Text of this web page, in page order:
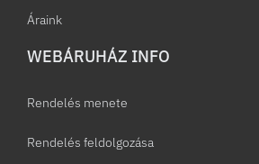
Áraink
WEBÁRUHÁZ INFO
Rendelés menete
Rendelés feldolgozása